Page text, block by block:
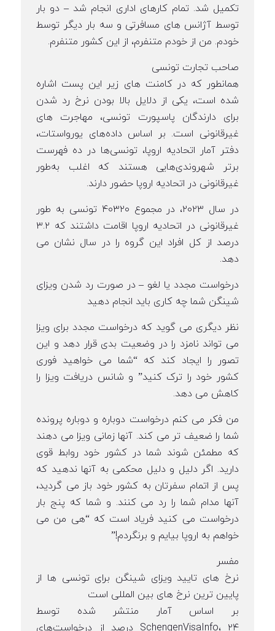
تکمیل شد. تمام کارهای اداری انجام شد – دو بار
توسط آژانس های مسافرتی و سه بار دیگر توسط
خودم. من از خودم متنفرم، از این کشور متنفرم.
صاحب تجارت تونسی
همانطور که در کامنت های زیر این پست اشاره
شده است، یکی از دلایل بالا بودن نرخ رد شدن
برای دارندگان پاسپورت تونسی، مهاجرت های
غیرقانونی است. بر اساس داده‌های یورواستات،
دفتر آمار اتحادیه اروپا، تونسی‌ها در ده فهرست
برتر شهروندی‌هایی هستند که اغلب به‌طور
غیرقانونی در اتحادیه اروپا حضور دارند.
در سال ۲۰۲۳، در مجموع ۴۰۳۲۰ تونسی به طور
غیرقانونی در اتحادیه اروپا اقامت داشتند که ۳.۲
درصد از کل افراد این گروه را در سال نشان می
دهد.
درخواست مجدد یا لغو – در صورت رد شدن ویزای
شینگن شما چه کاری باید انجام دهید
نظر دیگری می گوید که درخواست مجدد برای ویزا
می تواند نامزد را در وضعیت بدی قرار دهد و این
تصور را ایجاد کند که “شما می خواهید فوری
کشور خود را ترک کنید” و شانس دریافت ویزا را
کاهش می دهد.
من فکر می کنم درخواست دوباره و دوباره پرونده
شما را ضعیف تر می کند. آنها زمانی ویزا می دهند
که مطمئن شوند شما در کشور خود روابط قوی
دارید. اگر دلیل و دلیل محکمی به آنها ندهید که
پس از اتمام سفرتان به کشور خود باز می گردید،
آنها مدام شما را رد می کنند. و شما که پنج بار
درخواست می کنید فریاد است که “هی من می
خواهم به اروپا بیایم و برنگردم!”
مفسر
نرخ های تایید ویزای شینگن برای تونسی ها از
پایین ترین نرخ های بین المللی است
بر اساس آمار منتشر شده توسط
SchengenVisaInfo، ۲۴ درصد از درخواست‌های